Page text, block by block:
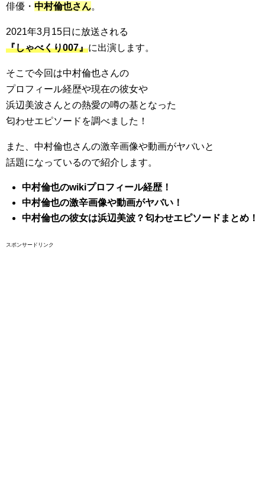
俳優・ 中村倫也さん。
2021年3月15日に放送される
『しゃべくり007』に出演します。
そこで今回は中村倫也さんの
プロフィール経歴や現在の彼女や
浜辺美波さんとの熱愛の噂の基となった
匂わせエピソードを調べました！
また、中村倫也さんの激辛画像や動画がヤバいと
話題になっているので紹介します。
中村倫也のwikiプロフィール経歴！
中村倫也の激辛画像や動画がヤバい！
中村倫也の彼女は浜辺美波？匂わせエピソードまとめ！
スポンサードリンク